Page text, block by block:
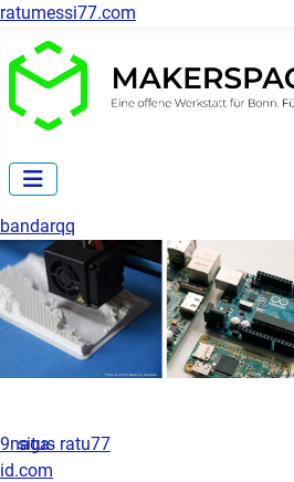
ratumessi77.com
bandarqq
9naga-
id.com
situs ratu77